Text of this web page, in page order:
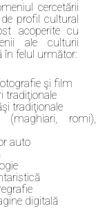
cercetării
profil cultural
acoperite cu
ale culturii
în felul următor:
şi film
tradiţionale
tradiţionale
romi),
auto
digitală